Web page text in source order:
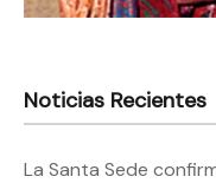
Noticias Recientes
La Santa Sede